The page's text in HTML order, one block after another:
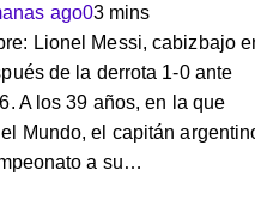
ago03 mins
Lionel Messi, cabizbajo
de la derrota 1-0 ante
A los 39 años, en la que
Mundo, el capitán
a su…